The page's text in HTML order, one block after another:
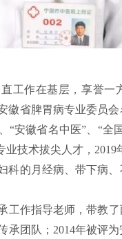
工作在基层，享誉
徽省脾胃病专业委员
安徽省名中医”、“全
技术拔尖人才，2019
科的月经病、带下病
工作指导老师，带教
团队；2014年被评